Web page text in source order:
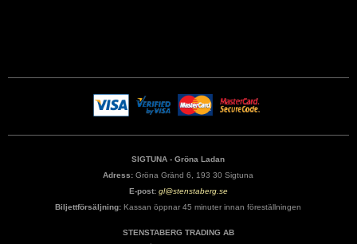
SIGTUNA - Gröna Ladan
Adress: Gröna Gränd 6, 193 30 Sigtuna
E-post: gl@stenstaberg.se
Biljettförsäljning: Kassan öppnar 45 minuter innan föreställningen
STENSTABERG TRADING AB